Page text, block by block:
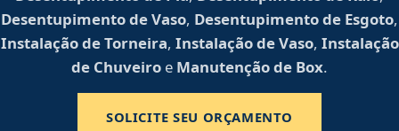
Desentupimento de Vaso, Desentupimento de Esgoto,
Instalação de Torneira, Instalação de Vaso, Instalação
de Chuveiro e Manutenção de Box.
SOLICITE SEU ORÇAMENTO